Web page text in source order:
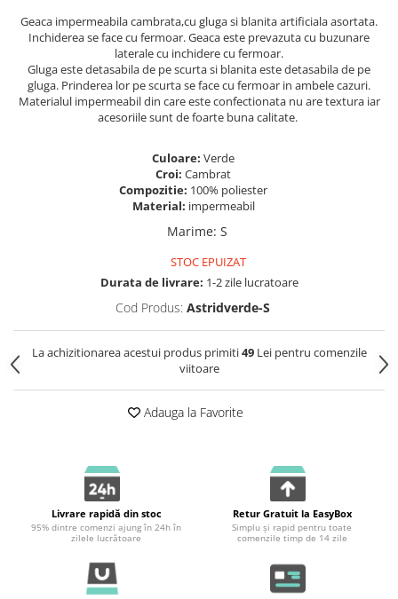
Geaca impermeabila cambrata,cu gluga si blanita artificiala asortata.
Inchiderea se face cu fermoar. Geaca este prevazuta cu buzunare
laterale cu inchidere cu fermoar.
Gluga este detasabila de pe scurta si blanita este detasabila de pe
gluga. Prinderea lor pe scurta se face cu fermoar in ambele cazuri.
Materialul impermeabil din care este confectionata nu are textura iar
acesoriile sunt de foarte buna calitate.
Culoare: Verde
Croi: Cambrat
Compozitie: 100% poliester
Material: impermeabil
Marime: S
STOC EPUIZAT
Durata de livrare: 1-2 zile lucratoare
Cod Produs: Astridverde-S
La achizitionarea acestui produs primiti49Lei pentru comenzile
viitoare
Adauga la Favorite
Livrare rapidă din stoc
95% dintre comenzi ajung în 24h în
zilele lucrătoare
Retur Gratuit la EasyBox
Simplu și rapid pentru toate
comenzile timp de 14 zile